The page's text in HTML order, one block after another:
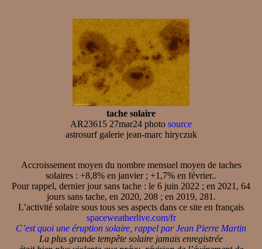
tache solaire
AR23615 27mar24 photo source
astrosurf galerie jean-marc hiryczuk
Accroissement moyen du nombre mensuel moyen de taches
solaires : +8,8% en janvier ; +1,7% en février..
Pour rappel, dernier jour sans tache : le 6 juin 2022 ; en 2021, 64
jours sans tache, en 2020, 208 ; en 2019, 281.
L’activité solaire sous tous ses aspects dans ce site en français
spaceweatherlive.com/fr
C’est quoi une éruption solaire, rappel par Jean Pierre Martin
La plus grande tempête solaire jamais enregistrée